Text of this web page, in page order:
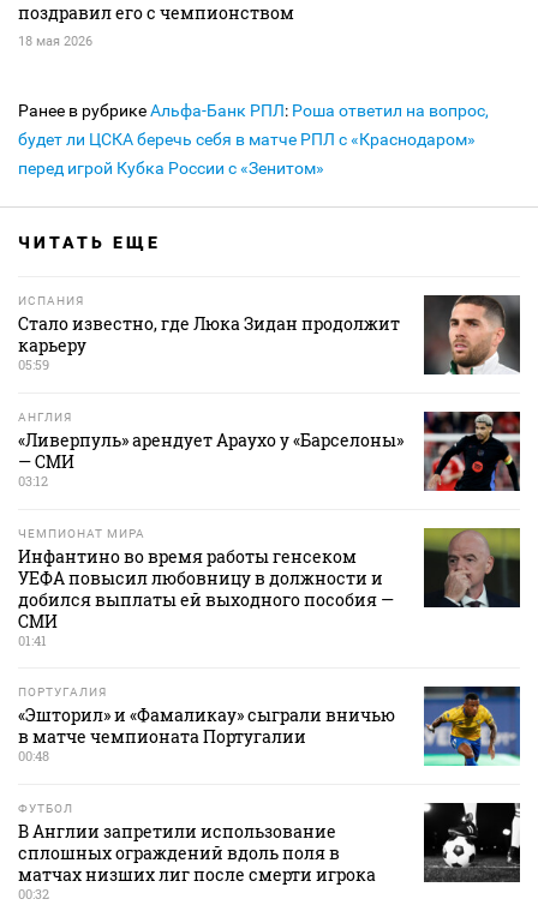
поздравил его с чемпионством
18 мая 2026
Ранее в рубрикеАльфа-Банк РПЛ: Роша ответил на вопрос,
будет ли ЦСКА беречь себя в матче РПЛ с «Краснодаром»
перед игрой Кубка России с «Зенитом»
ЧИТАТЬ ЕЩЕ
ИСПАНИЯ
Стало известно, где Люка Зидан продолжит
карьеру
05:59
АНГЛИЯ
«Ливерпуль» арендует Араухо у «Барселоны»
— СМИ
03:12
ЧЕМПИОНАТ МИРА
Инфантино во время работы генсеком
УЕФА повысил любовницу в должности и
добился выплаты ей выходного пособия —
СМИ
01:41
ПОРТУГАЛИЯ
«Эшторил» и «Фамаликау» сыграли вничью
в матче чемпионата Португалии
00:48
ФУТБОЛ
В Англии запретили использование
сплошных ограждений вдоль поля в
матчах низших лиг после смерти игрока
00:32